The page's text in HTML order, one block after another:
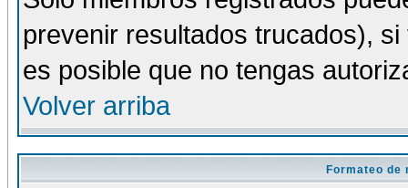
prevenir resultados trucados),
es posible que no tengas
Volver arriba
Formateo de